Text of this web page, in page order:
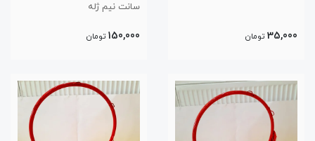
35,000 تومان
سانت نیم ژله
150,000 تومان